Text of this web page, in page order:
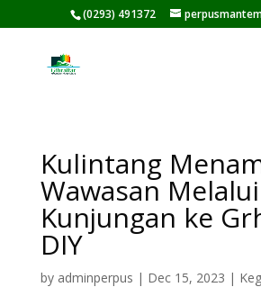
(0293) 491372
Kulintang
Wawasan Melalui
Kunjungan ke
DIY
by adminperpus | Dec 15, 2023 |